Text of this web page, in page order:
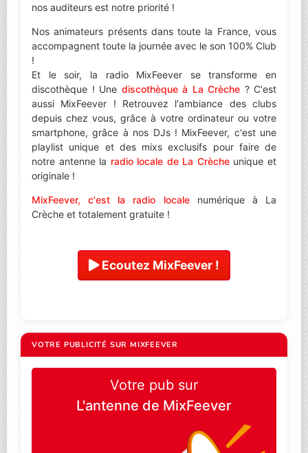
nos auditeurs est notre priorité !
Nos animateurs présents dans toute la France, vous
accompagnent toute la journée avec le son 100% Club
!
Et le soir, la radio MixFeever se transforme en
discothèque ! Une discothèque à La Crèche ? C'est
aussi MixFeever ! Retrouvez l'ambiance des clubs
depuis chez vous, grâce à votre ordinateur ou votre
smartphone, grâce à nos DJs ! MixFeever, c'est une
playlist unique et des mixs exclusifs pour faire de
notre antenne la radio locale de La Crècheunique et
originale !
MixFeever, c'est la radio localenumérique à La
Crèche et totalement gratuite !
Ecoutez MixFeever !
VOTRE PUBLICITÉ SUR MIXFEEVER
Votre pub sur
L'antenne de MixFeever